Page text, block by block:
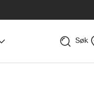
Søk